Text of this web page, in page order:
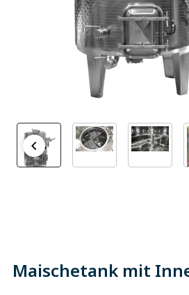
Maischetank mit